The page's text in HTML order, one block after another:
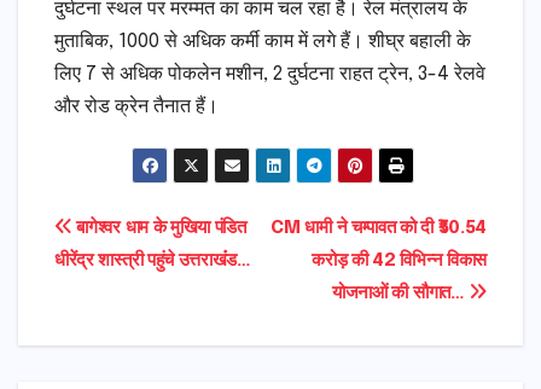
दुर्घटना स्थल पर मरम्मत का काम चल रहा है। रेल मंत्रालय के
मुताबिक, 1000 से अधिक कर्मी काम में लगे हैं। शीघ्र बहाली के
लिए 7 से अधिक पोकलेन मशीन, 2 दुर्घटना राहत ट्रेन, 3-4 रेलवे
और रोड क्रेन तैनात हैं।
Post
navigation
CM धामी ने चम्पावत को दी ₹50.54
करोड़ की 42 विभिन्न विकास
योजनाओं की सौगात…
बागेश्वर धाम के मुखिया पंडित
धीरेंद्र शास्त्री पहुंचे उत्तराखंंड…